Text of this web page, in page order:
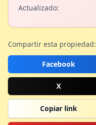
Actualizado:
Compartir esta propiedad:
Facebook
X
Copiar link